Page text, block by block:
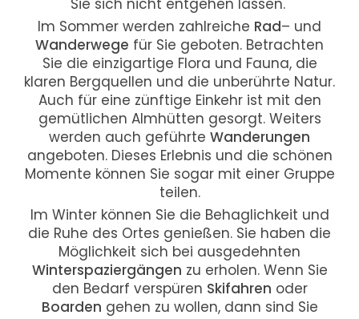
Sie sich nicht entgehen lassen.
Im Sommer werden zahlreiche Rad– und
Wanderwege für Sie geboten. Betrachten
Sie die einzigartige Flora und Fauna, die
klaren Bergquellen und die unberührte Natur.
Auch für eine zünftige Einkehr ist mit den
gemütlichen Almhütten gesorgt. Weiters
werden auch geführte Wanderungen
angeboten. Dieses Erlebnis und die schönen
Momente können Sie sogar mit einer Gruppe
teilen.
Im Winter können Sie die Behaglichkeit und
die Ruhe des Ortes genießen. Sie haben die
Möglichkeit sich bei ausgedehnten
Winterspaziergängen zu erholen. Wenn Sie
den Bedarf verspüren Skifahren oder
Boarden gehen zu wollen, dann sind Sie